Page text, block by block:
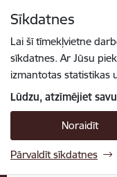
Sīkdatnes
Lai šī tīmekļvietne
sīkdatnes. Ar Jūsu
izmantotas statistikas
Lūdzu, atzīmējiet
Noraidīt
Pārvaldīt sīkdatnes